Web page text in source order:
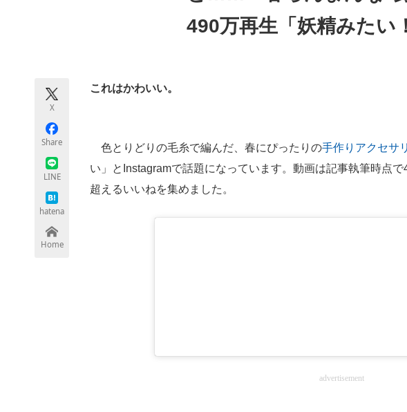
490万再生「妖精みたい
X
Share
LINE
hatena
Home
これはかわいい。
色とりどりの毛糸で編んだ、春にぴったりの手作りアクセサ
い」とInstagramで話題になっています。動画は記事執筆時点
超えるいいねを集めました。
advertisement